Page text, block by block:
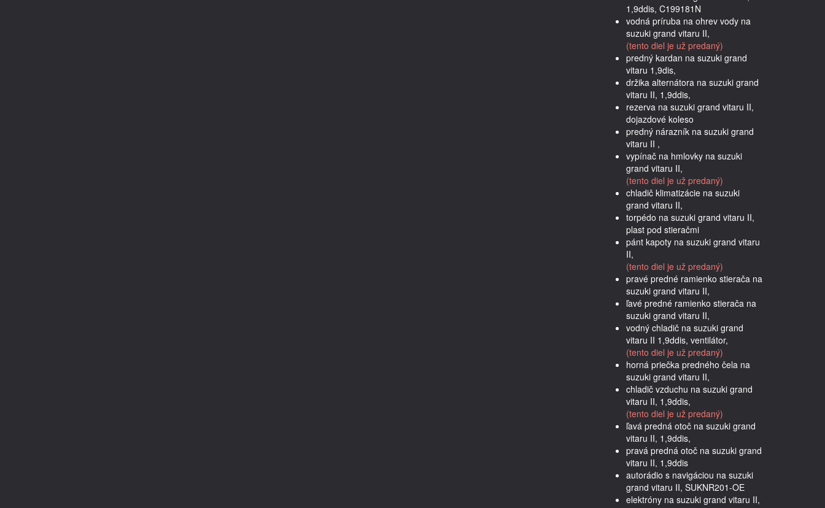
1,9ddis, C199181N
vodná príruba na ohrev vody na
suzuki grand vitaru II,
(tento diel je už predaný)
predný kardan na suzuki grand
vitaru 1,9dis,
držika alternátora na suzuki grand
vitaru II, 1,9ddis,
rezerva na suzuki grand vitaru II,
dojazdové koleso
predný nárazník na suzuki grand
vitaru II ,
vypínač na hmlovky na suzuki
grand vitaru II,
(tento diel je už predaný)
chladič klimatizácie na suzuki
grand vitaru II,
torpédo na suzuki grand vitaru II,
plast pod stieračmi
pánt kapoty na suzuki grand vitaru
II,
(tento diel je už predaný)
pravé predné ramienko stierača na
suzuki grand vitaru II,
ľavé predné ramienko stierača na
suzuki grand vitaru II,
vodný chladič na suzuki grand
vitaru II 1,9ddis, ventilátor,
(tento diel je už predaný)
horná priečka predného čela na
suzuki grand vitaru II,
chladič vzduchu na suzuki grand
vitaru II, 1,9ddis,
(tento diel je už predaný)
ľavá predná otoč na suzuki grand
vitaru II, 1,9ddis,
pravá predná otoč na suzuki grand
vitaru II, 1,9ddis
autorádio s navigáciou na suzuki
grand vitaru II, SUKNR201-OE
elektróny na suzuki grand vitaru II,